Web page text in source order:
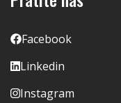
Facebook
Linkedin
Instagram